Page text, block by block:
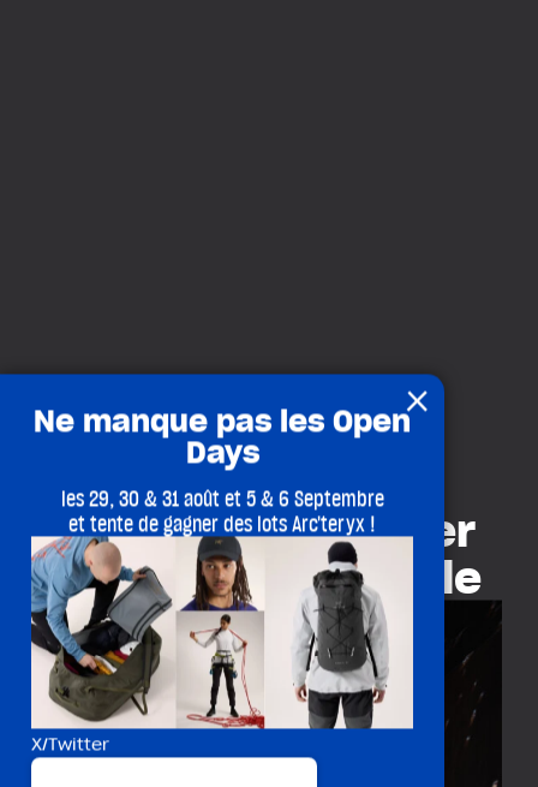
Ramener le rocher
au cœur de la salle
×
Ne manque pas les Open
Days
les 29, 30 & 31 août et 5 & 6 Septembre
et tente de gagner des lots Arc'teryx !
X/Twitter